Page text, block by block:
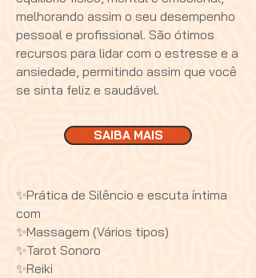
melhorando assim o seu desempenho
pessoal e profissional. São ótimos
recursos para lidar com o estresse e a
ansiedade, permitindo assim que você
se sinta feliz e saudável.
SAIBA MAIS
✨Prática de Silêncio e escuta íntima
com
✨Massagem (Vários tipos)
✨Tarot Sonoro
✨Reiki